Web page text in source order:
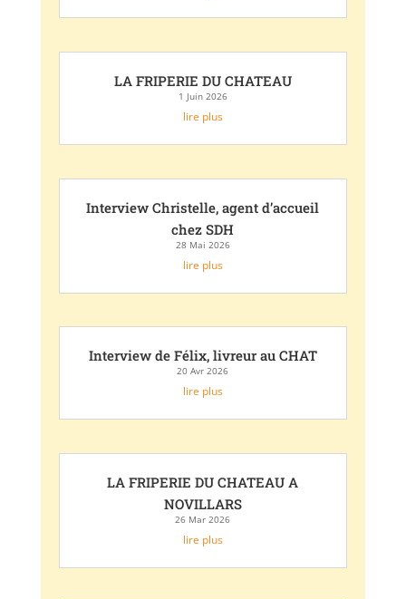
LA FRIPERIE DU CHATEAU
1 Juin 2026
lire plus
Interview Christelle, agent d’accueil
chez SDH
28 Mai 2026
lire plus
Interview de Félix, livreur au CHAT
20 Avr 2026
lire plus
LA FRIPERIE DU CHATEAU A
NOVILLARS
26 Mar 2026
lire plus